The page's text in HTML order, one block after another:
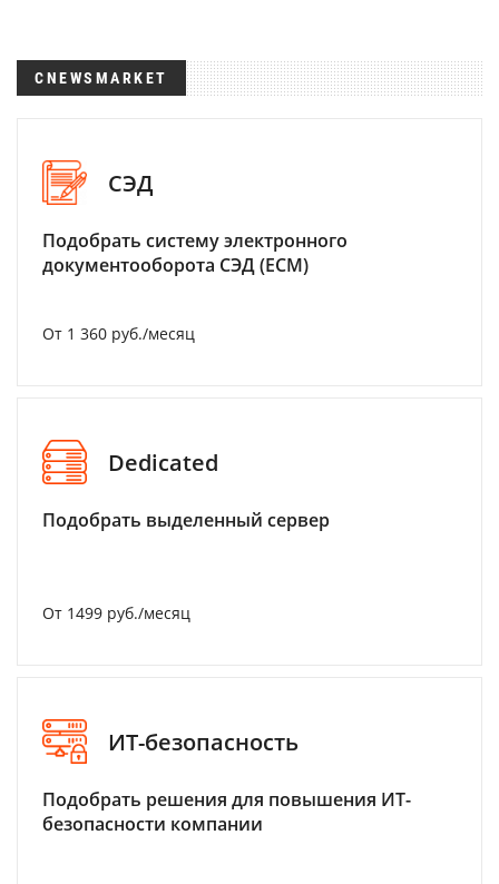
CNEWSMARKET
СЭД
Подобрать систему электронного
документооборота СЭД (ECM)
От 1 360 руб./месяц
Dedicated
Подобрать выделенный сервер
От 1499 руб./месяц
ИТ-безопасность
Подобрать решения для повышения ИТ-
безопасности компании